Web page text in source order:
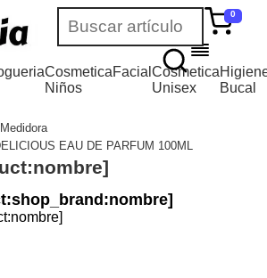
0
Cosmetica
Niños
FacialCosmetica
Unisex
Bucal
EAU DE PARFUM 100ML